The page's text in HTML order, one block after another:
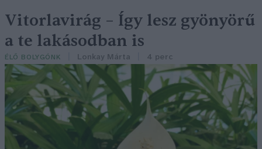
Vitorlavirág – Így lesz gyönyörű
a te lakásodban is
ÉLŐ BOLYGÓNK Lonkay Márta 4 perc